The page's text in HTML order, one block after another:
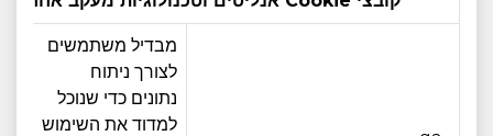
מבדיל משתמשים
לצורך ניתוח
נתונים כדי שנוכל
למדוד את השימוש